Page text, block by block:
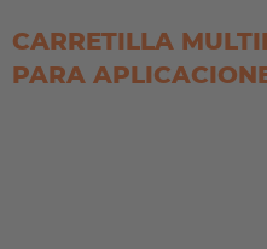
CARRETILLA
PARA